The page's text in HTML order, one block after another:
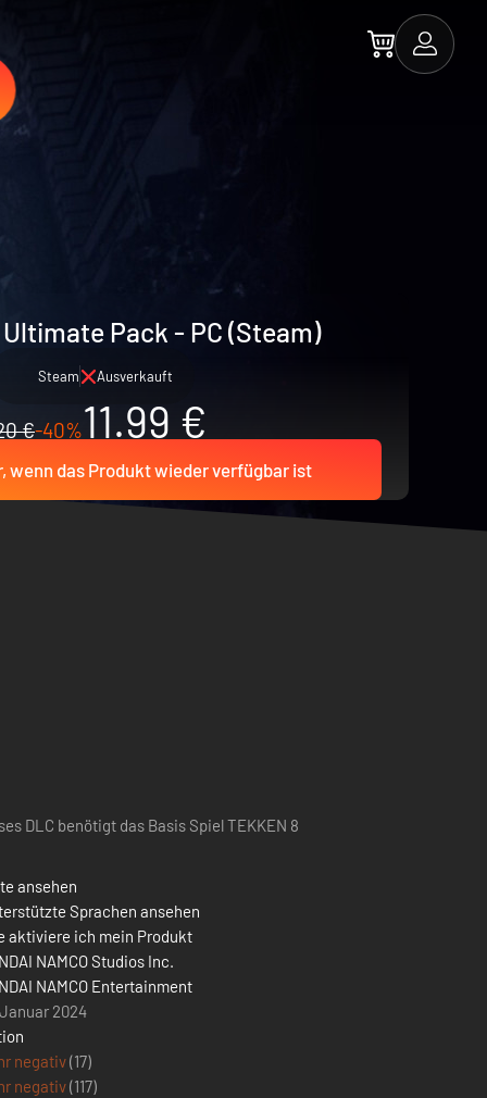
Pack - PC (Steam)
Steam Ausverkauft
€-40%11.99 €
wenn das Produkt wieder verfügbar ist
DLC benötigt das Basis Spiel TEKKEN 8
ansehen
Sprachen ansehen
aktiviere ich mein Produkt
NAMCO Studios Inc.
NAMCO Entertainment
2024
negativ(17)
negativ(117)